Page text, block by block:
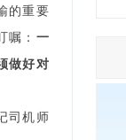
的重要
嘱： 一
做好对
司机师